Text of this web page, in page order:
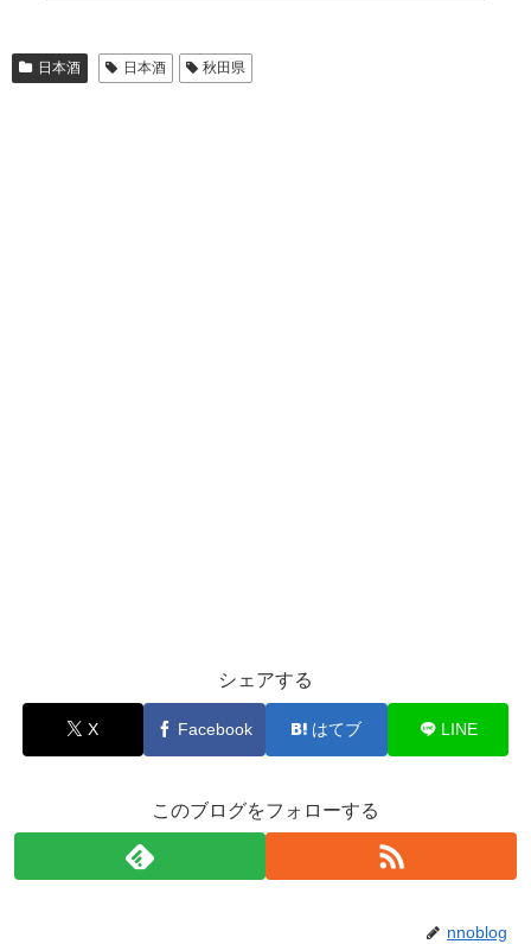
日本酒 日本酒 秋田県
シェアする
X Facebook はてブ LINE
このブログをフォローする
nnoblog